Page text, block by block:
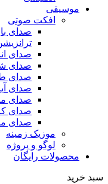
موسیقی
افکت صوتی
صدای
صدای
صدای
صدای
صدای
صدای
صدای
صدای
موزیک زمینه
لوگو و پروژه
محصولات رایگان
سبد خرید